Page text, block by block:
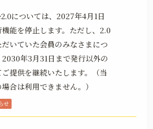
については、2027年4月1日
能を停止します。ただし、2.0
いていた会員のみなさまにつ
2030年3月31日まで発行以外の
提供を継続いたします。（当
合は利用できません。）
せ